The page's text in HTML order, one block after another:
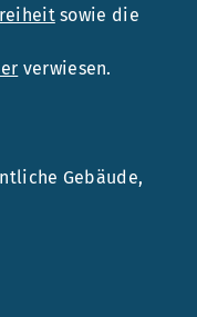
sowie die
verwiesen.
Gebäude,